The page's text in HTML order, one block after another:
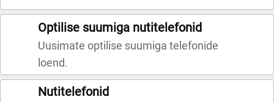
Optilise suumiga nutitelefonid
Uusimate optilise suumiga telefonide
loend.
Nutitelefonid